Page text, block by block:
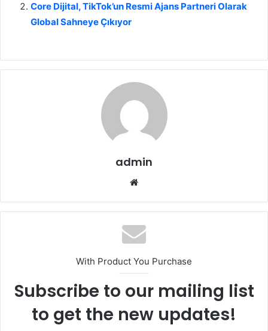
Core Dijital, TikTok’un Resmi Ajans Partneri Olarak
Global Sahneye Çıkıyor
admin
With Product You Purchase
Subscribe to our mailing list
to get the new updates!